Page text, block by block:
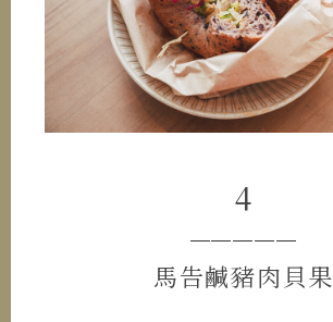
4
─────
馬告鹹豬肉貝果